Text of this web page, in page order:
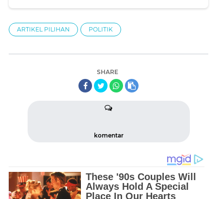
ARTIKEL PILIHAN POLITIK
SHARE
komentar